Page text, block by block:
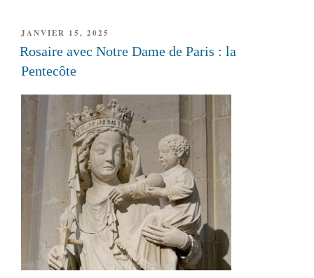
PUBLIÉ
LE
JANVIER 15, 2025
Rosaire avec Notre Dame de Paris : la
Pentecôte